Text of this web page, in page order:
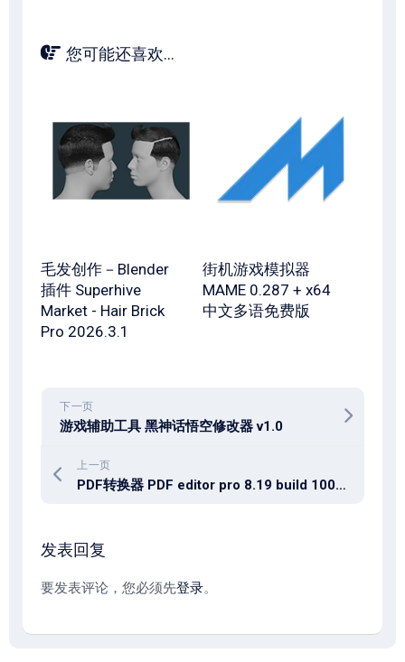
您可能还喜欢...
毛发创作－Blender
插件 Superhive
Market - Hair Brick
Pro 2026.3.1
街机游戏模拟器
MAME 0.287 + x64
中文多语免费版
下一页
游戏辅助工具 黑神话悟空修改器 v1.0
上一页
PDF转换器 PDF editor pro 8.19 build 100 for Android
发表回复
要发表评论，您必须先登录。